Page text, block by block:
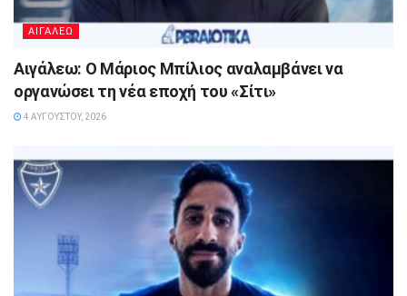
ΑΙΓΑΛΕΩ
Αιγάλεω: Ο Μάριος Μπίλιος αναλαμβάνει να
οργανώσει τη νέα εποχή του «Σίτι»
4 ΑΥΓΟΎΣΤΟΥ, 2026